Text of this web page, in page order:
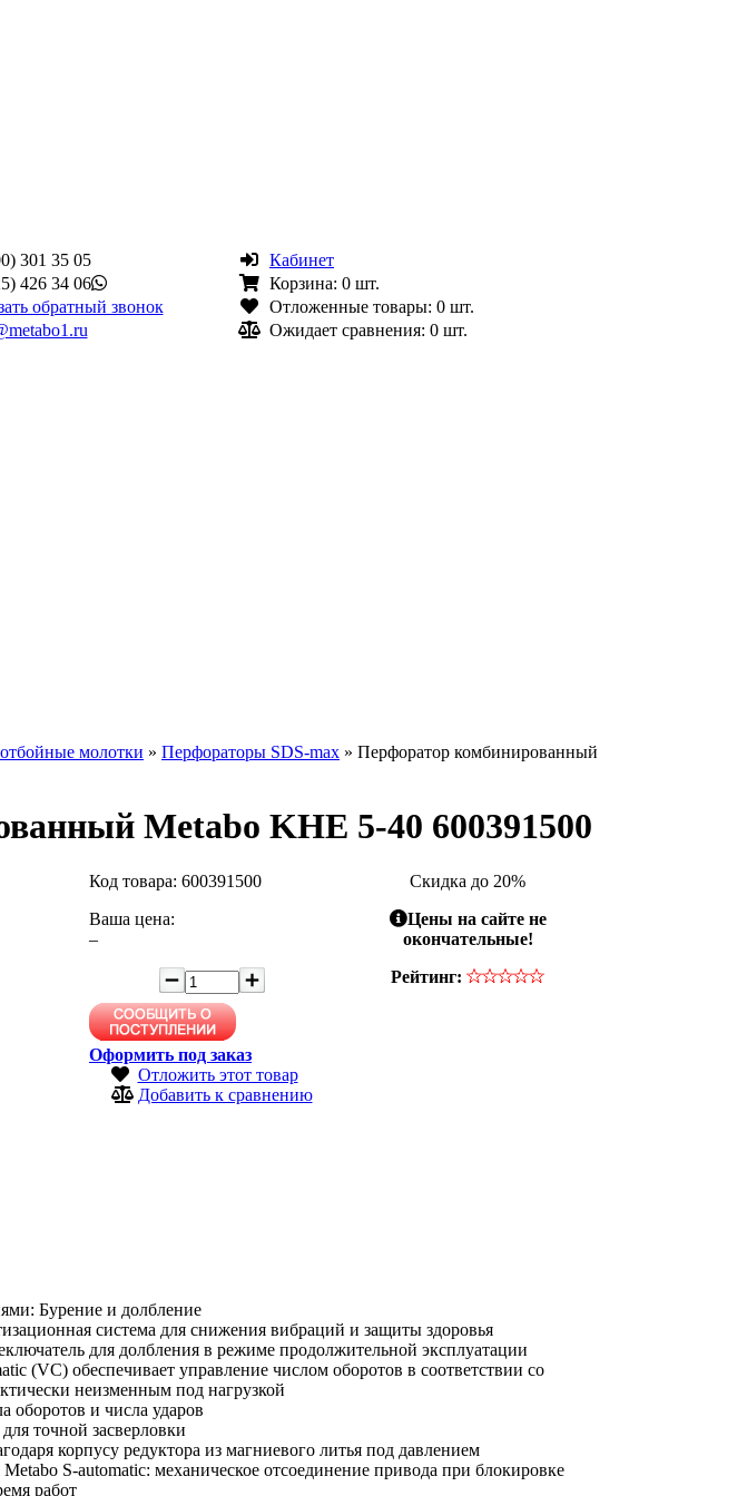
301 35 05
426 34 06
обратный звонок
Кабинет
Корзина: 0 шт.
Отложенные товары: 0 шт.
Ожидает сравнения: 0 шт.
молотки » Перфораторы SDS-max » Перфоратор комбинированный
Metabo KHE 5-40 600391500
Код товара: 600391500
Ваша цена:
–
Оформить под заказ
Отложить этот товар
Добавить к сравнению
Скидка до 20%
Цены на сайте не
окончательные!
Рейтинг:
Бурение и долбление
система для снижения вибраций и защиты здоровья
для долбления в режиме продолжительной эксплуатации
(VC) обеспечивает управление числом оборотов в соответствии со
неизменным под нагрузкой
оборотов и числа ударов
точной засверловки
корпусу редуктора из магниевого литья под давлением
S-automatic: механическое отсоединение привода при блокировке
работ